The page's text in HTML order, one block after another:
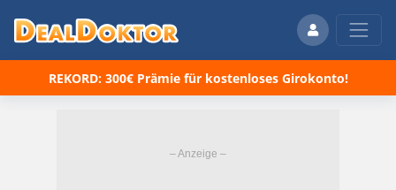
REKORD: 300€ Prämie für kostenloses Girokonto!